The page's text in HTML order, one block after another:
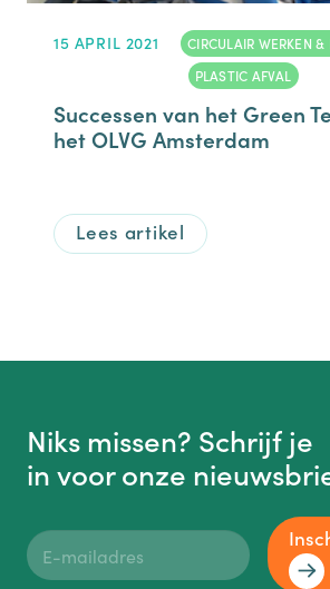
15 APRIL 2021
CIRCULAIR WERKEN &
PLASTIC AFVAL
Successen van het Green
het OLVG Amsterdam
Lees artikel
Niks missen? Schrijf je
in voor onze